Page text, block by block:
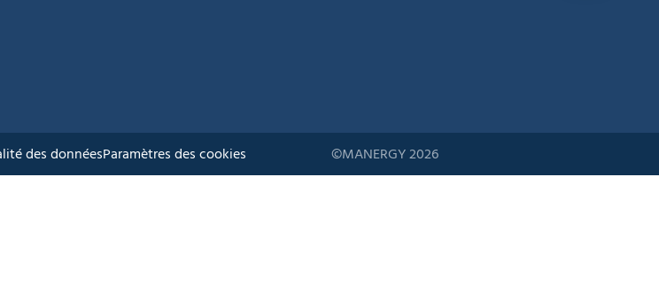
des donnéesParamètres des cookies ©MANERGY 2026